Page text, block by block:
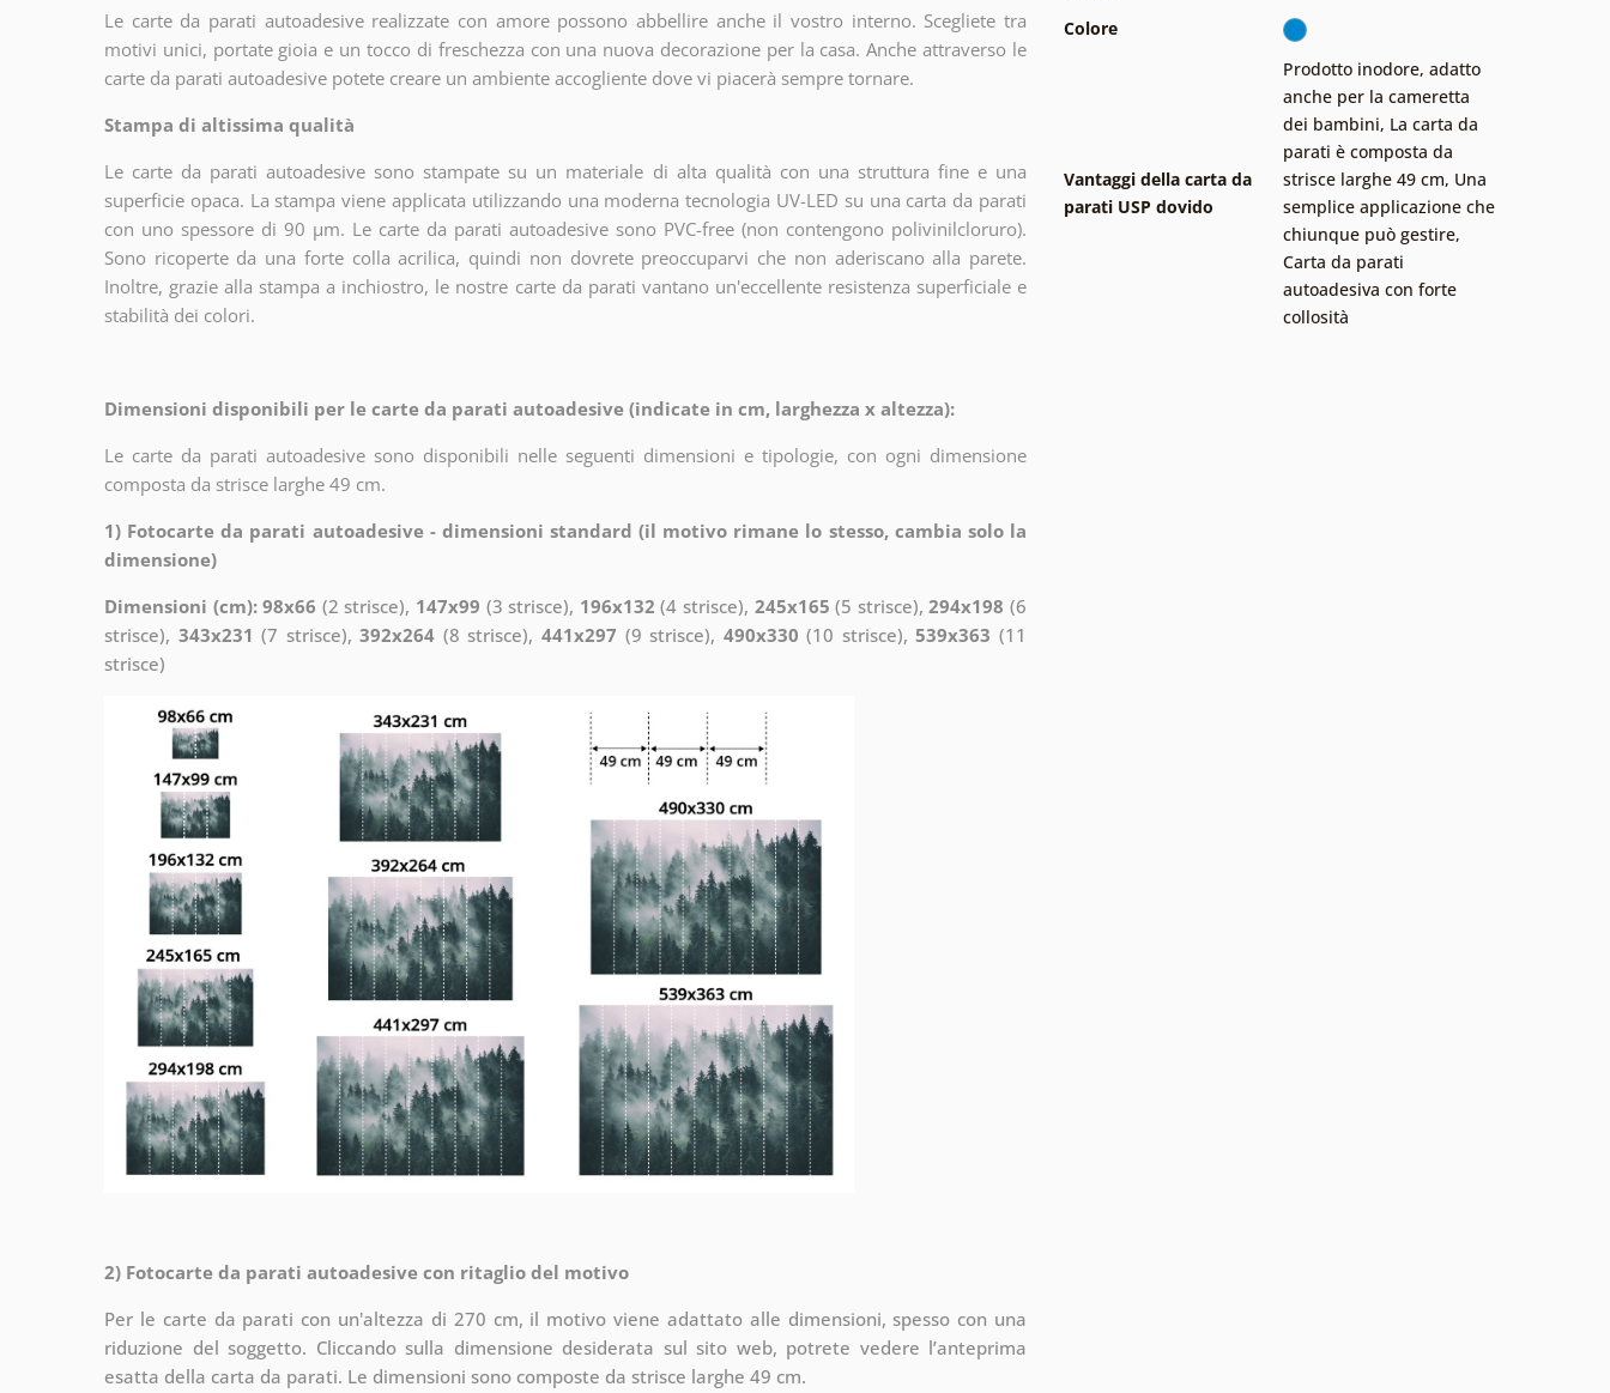
Le carte da parati autoadesive realizzate con amore possono abbellire anche il vostro interno. Scegliete tra
motivi unici, portate gioia e un tocco di freschezza con una nuova decorazione per la casa. Anche attraverso le
carte da parati autoadesive potete creare un ambiente accogliente dove vi piacerà sempre tornare.
Stampa di altissima qualità
Le carte da parati autoadesive sono stampate su un materiale di alta qualità con una struttura fine e una
superficie opaca. La stampa viene applicata utilizzando una moderna tecnologia UV-LED su una carta da parati
con uno spessore di 90 µm. Le carte da parati autoadesive sono PVC-free (non contengono polivinilcloruro).
Sono ricoperte da una forte colla acrilica, quindi non dovrete preoccuparvi che non aderiscano alla parete.
Inoltre, grazie alla stampa a inchiostro, le nostre carte da parati vantano un'eccellente resistenza superficiale e
stabilità dei colori.
Dimensioni disponibili per le carte da parati autoadesive (indicate in cm, larghezza x altezza):
Le carte da parati autoadesive sono disponibili nelle seguenti dimensioni e tipologie, con ogni dimensione
composta da strisce larghe 49 cm.
1) Fotocarte da parati autoadesive - dimensioni standard (il motivo rimane lo stesso, cambia solo la
dimensione)
Dimensioni (cm): 98x66 (2 strisce), 147x99 (3 strisce), 196x132 (4 strisce), 245x165 (5 strisce),294x198 (6
strisce), 343x231 (7 strisce),392x264 (8 strisce),441x297 (9 strisce), 490x330 (10 strisce),539x363 (11
strisce)
2) Fotocarte da parati autoadesive con ritaglio del motivo
Per le carte da parati con un'altezza di 270 cm, il motivo viene adattato alle dimensioni, spesso con una
riduzione del soggetto. Cliccando sulla dimensione desiderata sul sito web, potrete vedere l’anteprima
esatta della carta da parati. Le dimensioni sono composte da strisce larghe 49 cm.
Colore
Vantaggi della carta da
parati USP dovido
Prodotto inodore, adatto
anche per la cameretta
dei bambini, La carta da
parati è composta da
strisce larghe 49 cm, Una
semplice applicazione che
chiunque può gestire,
Carta da parati
autoadesiva con forte
collosità